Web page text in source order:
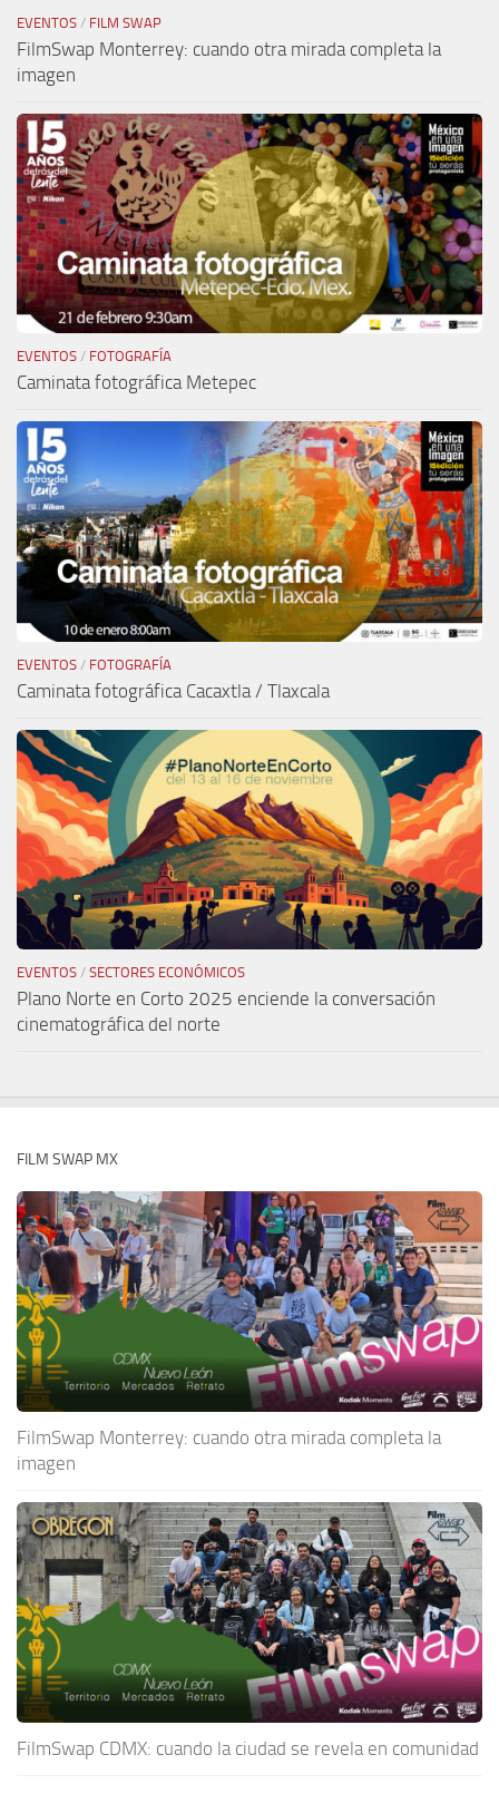
EVENTOS / FILM SWAP
FilmSwap Monterrey: cuando otra mirada completa la
imagen
EVENTOS / FOTOGRAFÍA
Caminata fotográfica Metepec
EVENTOS / FOTOGRAFÍA
Caminata fotográfica Cacaxtla / Tlaxcala
EVENTOS / SECTORES ECONÓMICOS
Plano Norte en Corto 2025 enciende la conversación
cinematográfica del norte
FILM SWAP MX
FilmSwap Monterrey: cuando otra mirada completa la
imagen
FilmSwap CDMX: cuando la ciudad se revela en comunidad